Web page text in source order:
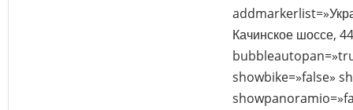
Качинское шоссе,
showbike=»false»